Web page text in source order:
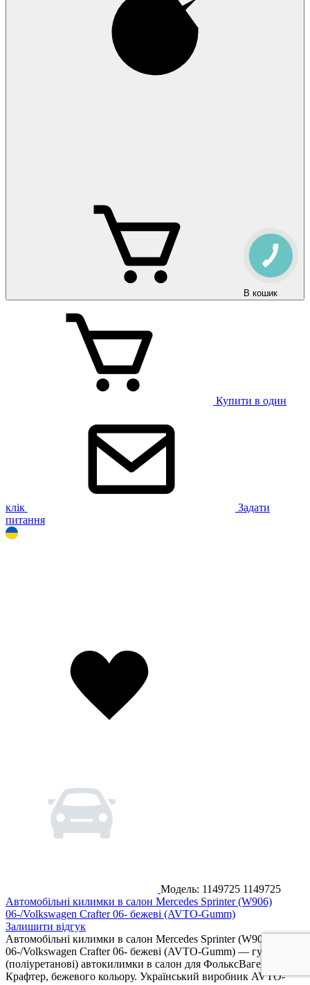
В кошик
Купити в один
клік
Задати
питання
Модель: 1149725 1149725
Автомобільні килимки в салон Mercedes Sprinter (W906)
06-/Volkswagen Crafter 06- бежеві (AVTO-Gumm)
Залишити відгук
Автомобільні килимки в салон Mercedes Sprinter (W906)
06-/Volkswagen Crafter 06- бежеві (AVTO-Gumm) — гумові
(поліуретанові) автокилимки в салон для ФольксВаген
Крафтер, бежевого кольору. Український виробник AVTO-